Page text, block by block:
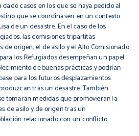
casos en los que se haya pedido al
que se coordinasen en un contexto
de un desastre. En el caso de los
las comisiones tripartitas
de origen, el de asilo y el Alto Comisionado
los Refugiados desempeñan un papel
de buenas prácticas y podrían
para los futuros desplazamientos
tras un desastre. También
tomaran medidas que promovieran la
de asilo y de origen tras un
relacionado con un conflicto